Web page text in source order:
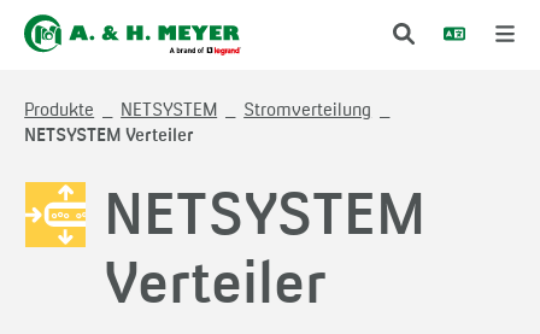
Produkte NETSYSTEM
Stromverteilung
NETSYSTEM Verteiler
NETSYSTEM
Verteiler